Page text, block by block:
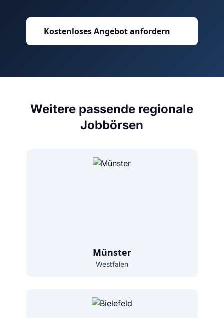
Kostenloses Angebot anfordern
Weitere passende regionale
Jobbörsen
Münster
Westfalen